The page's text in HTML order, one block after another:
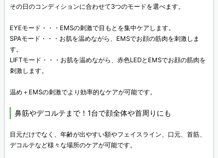
その日のコンディションに合わせて3つのモードを選べます。
EYEモード・・・EMSの刺激で目もとを集中ケアします。
SPAモード・・・お肌を温めながら、EMSでお顔の筋肉を刺激しま
す。
LIFTモード・・・お肌を温めながら、赤色LEDとEMSでお顔の筋肉を
刺激します。
温め＋EMSの刺激でより効率的なケアが可能です。
鼻筋やデコルテまで！1台で顔全体や首周りにも
目元だけでなく、年齢が出やすい額やフェイスライン、口元、首筋、
デコルテなど様々な場所のケアが可能です。